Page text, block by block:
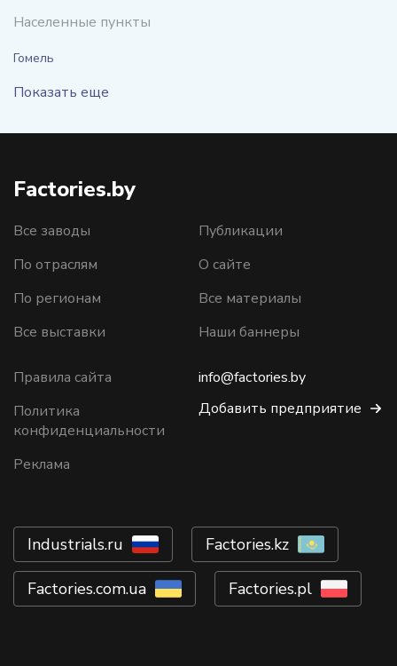
Населенные пункты
Гомель
Показать еще
Factories.by
Все заводы
По отраслям
По регионам
Все выставки
Публикации
О сайте
Все материалы
Наши баннеры
Правила сайта
Политика
конфиденциальности
Реклама
info@factories.by
Добавить предприятие
Industrials.ru Factories.kz
Factories.com.ua Factories.pl